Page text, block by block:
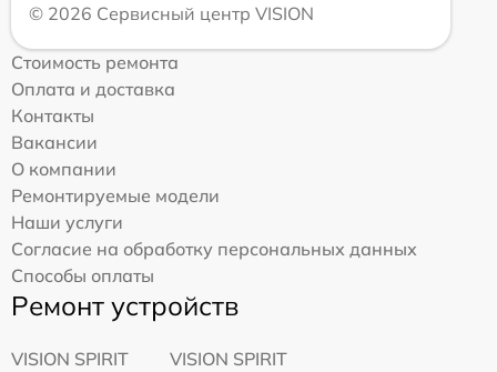
© 2026 Сервисный центр VISION
Стоимость ремонта
Оплата и доставка
Контакты
Вакансии
О компании
Ремонтируемые модели
Наши услуги
Согласие на обработку персональных данных
Способы оплаты
Ремонт устройств
VISION SPIRIT
VISION SPIRIT